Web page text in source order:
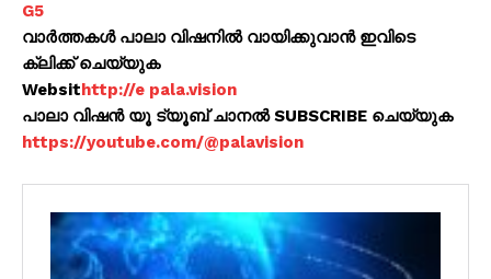
G5
വാർത്തകൾ പാലാ വിഷനിൽ വായിക്കുവാൻ ഇവിടെ
ക്ലിക്ക് ചെയ്യുക
Websithttp://e pala.vision
പാലാ വിഷൻ യൂ ട്യൂബ് ചാനൽ SUBSCRIBE ചെയ്യുക
https://youtube.com/@palavision